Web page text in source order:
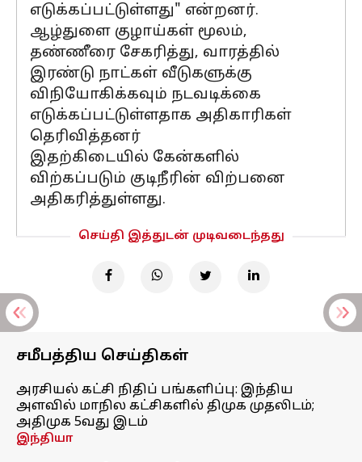
எடுக்கப்பட்டுள்ளது" என்றனர்.
ஆழ்துளை குழாய்கள் மூலம்,
தண்ணீரை சேகரித்து, வாரத்தில்
இரண்டு நாட்கள் வீடுகளுக்கு
விநியோகிக்கவும் நடவடிக்கை
எடுக்கப்பட்டுள்ளதாக அதிகாரிகள்
தெரிவித்தனர்
இதற்கிடையில் கேன்களில்
விற்கப்படும் குடிநீரின் விற்பனை
அதிகரித்துள்ளது.
செய்தி இத்துடன் முடிவடைந்தது
சமீபத்திய செய்திகள்
அரசியல் கட்சி நிதிப் பங்களிப்பு: இந்திய
அளவில் மாநில கட்சிகளில் திமுக முதலிடம்;
அதிமுக 5வது இடம்
இந்தியா